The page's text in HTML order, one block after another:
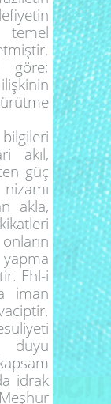
göre;
akıl,
güç
akla,
Ehl-i
iman
idrak